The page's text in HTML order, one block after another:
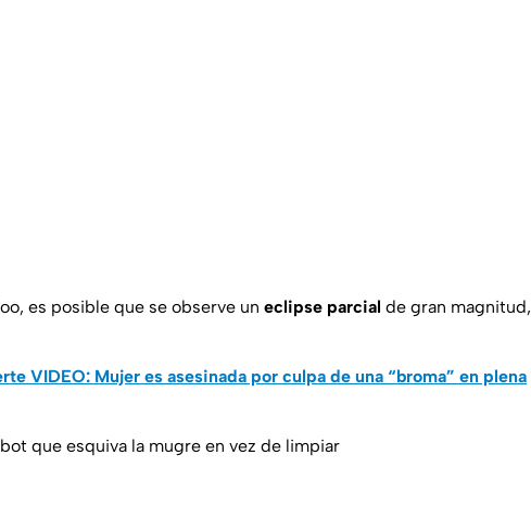
es posible que se observe un eclipse parcial de gran magnitud,
VIDEO: Mujer es asesinada por culpa de una “broma” en plena
que esquiva la mugre en vez de limpiar